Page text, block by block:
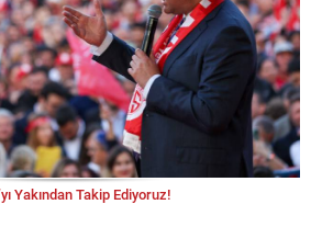
Yakından Takip Ediyoruz!